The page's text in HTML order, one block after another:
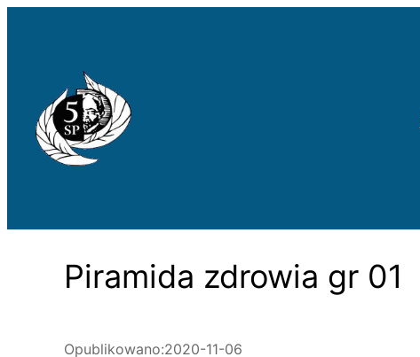
Piramida zdrowia gr 01
Opublikowano:2020-11-06